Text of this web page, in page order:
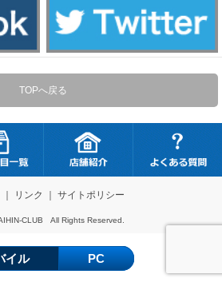
TOPへ戻る
｜ リンク サイトポリシー
CLUB All Rights Reserved.
イル PC